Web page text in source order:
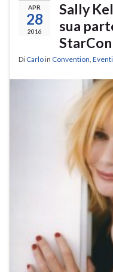
APR
28
2016
Sally
sua
Di Carloin Convention, Eventi